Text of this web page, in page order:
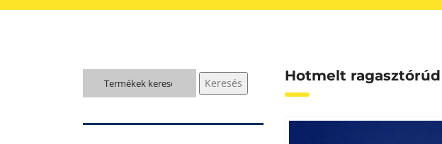
Hotmelt ragasztórúd
Keresés
a
Keresés